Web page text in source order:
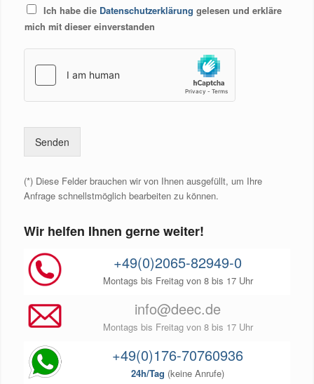
D
a
t
n
*
Ich habe die Datenschutzerklärung gelesen und erkläre
mich mit dieser einverstanden
Senden
(*) Diese Felder brauchen wir von Ihnen ausgefüllt, um Ihre
Anfrage schnellstmöglich bearbeiten zu können.
Wir helfen Ihnen gerne weiter!
+49(0)2065-82949-0
Montags bis Freitag von 8 bis 17 Uhr
info@deec.de
Montags bis Freitag von 8 bis 17 Uhr
+49(0)176-70760936
24h/Tag (keine Anrufe)